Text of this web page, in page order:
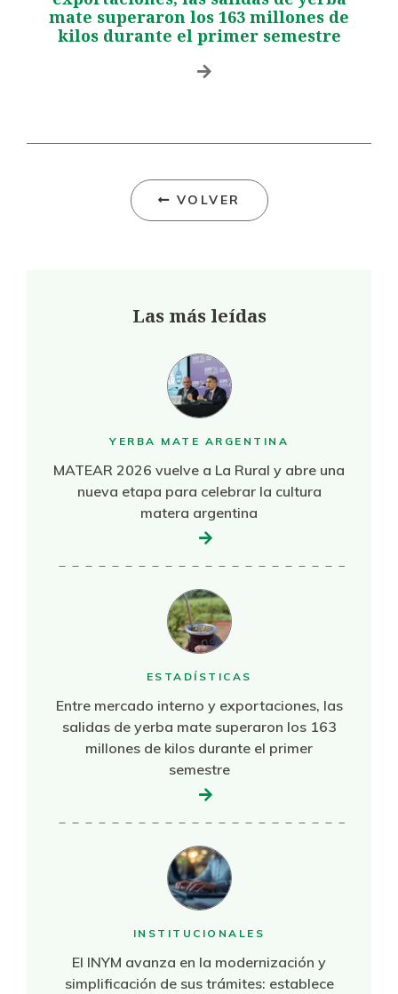
mate superaron los 163 millones de
kilos durante el primer semestre
VOLVER
Las más leídas
YERBA MATE ARGENTINA
MATEAR 2026 vuelve a La Rural y abre una
nueva etapa para celebrar la cultura
matera argentina
ESTADÍSTICAS
Entre mercado interno y exportaciones, las
salidas de yerba mate superaron los 163
millones de kilos durante el primer
semestre
INSTITUCIONALES
El INYM avanza en la modernización y
simplificación de sus trámites: establece